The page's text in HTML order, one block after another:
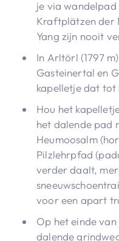
je via wandelpad
Kraftplätzen der
Yang zijn nooit
In Arltörl (1797
Gasteinertal en
kapelletje dat tot
Hou het
het dalende pad
Heumoosalm
Pilzlehrpfad
verder daalt,
voor een apart
Op het einde
dalende